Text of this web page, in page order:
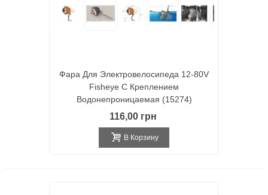
Фара Для Электровелосипеда 12-80V
Fisheye С Креплением
Водонепроницаемая (15274)
116,00 грн
В Корзину